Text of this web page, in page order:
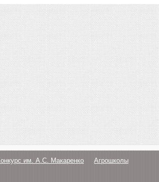
им. А.С. Макаренко Агрошколы